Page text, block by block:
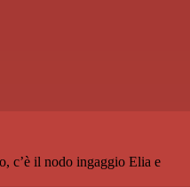
c’è il nodo ingaggio Elia e